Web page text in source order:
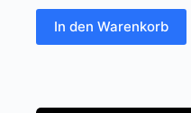
In den Warenkorb